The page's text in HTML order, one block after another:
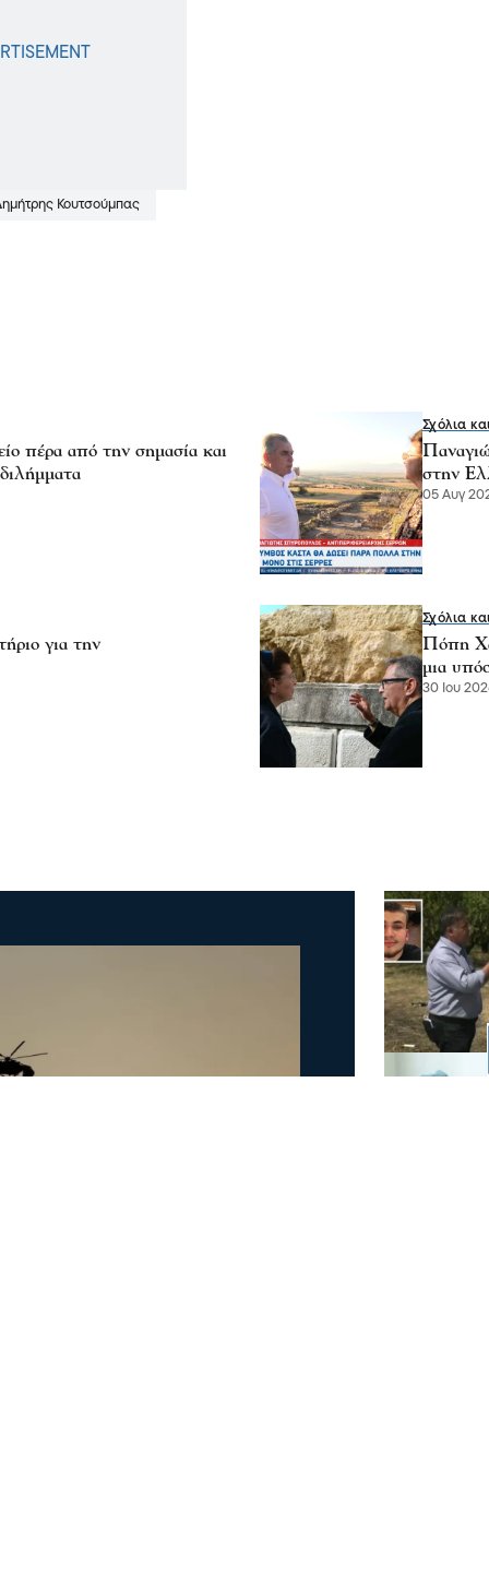
Κουτσούμπας
πέρα από την σημασία και
Σχόλια
στην
05 Αυγ
για την
Σχόλια
Πόπη
μια
30 Ιου